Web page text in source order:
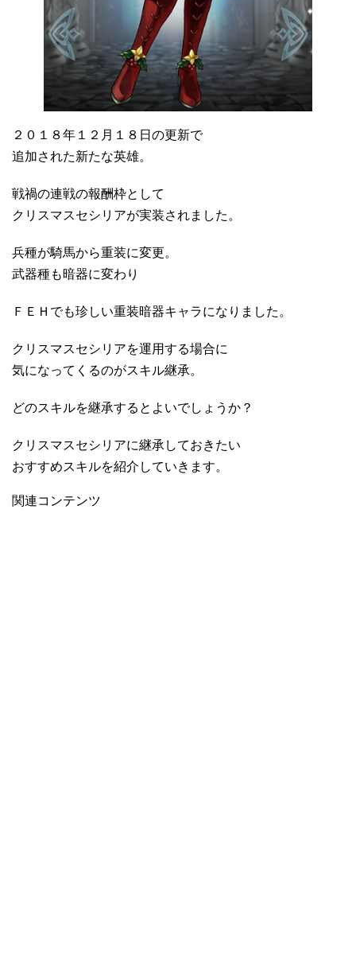
２０１８年１２月１８日の更新で
追加された新たな英雄。
戦禍の連戦の報酬枠として
クリスマスセシリアが実装されました。
兵種が騎馬から重装に変更。
武器種も暗器に変わり
ＦＥＨでも珍しい重装暗器キャラになりました。
クリスマスセシリアを運用する場合に
気になってくるのがスキル継承。
どのスキルを継承するとよいでしょうか？
クリスマスセシリアに継承しておきたい
おすすめスキルを紹介していきます。
関連コンテンツ